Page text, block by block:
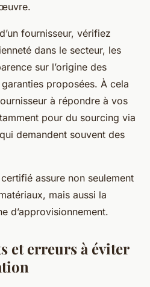
fournisseur, vérifiez
dans le secteur, les
sur l’origine des
proposées. À cela
à répondre à vos
pour du sourcing via
demandent souvent des
assure non seulement
mais aussi la
d’approvisionnement.
et erreurs à éviter